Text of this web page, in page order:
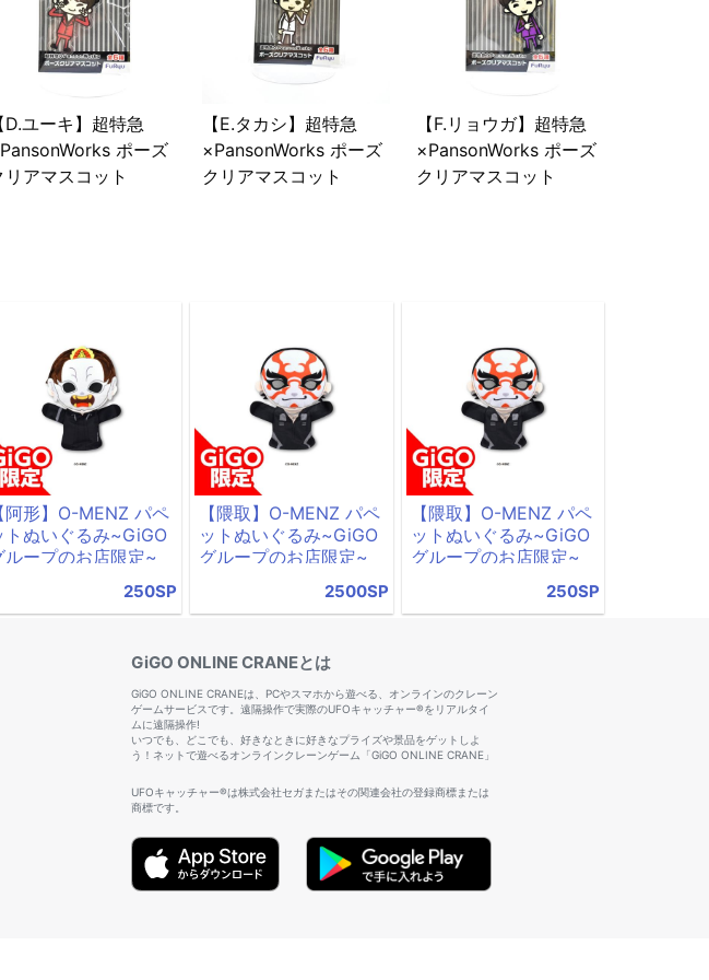
【D.ユーキ】超特急
ポーズ
リアマスコット
【E.タカシ】超特急
×PansonWorks ポーズ
クリアマスコット
【F.リョウガ】超特急
×PansonWorks ポーズ
クリアマスコット
阿形】O-MENZ パペ
トぬいぐるみ~GiGO
ループのお店限定~
250SP
【隈取】O-MENZ パペ
ットぬいぐるみ~GiGO
グループのお店限定~
2500SP
【隈取】O-MENZ パペ
ットぬいぐるみ~GiGO
グループのお店限定~
250SP
GiGO ONLINE CRANEとは
GiGO ONLINE CRANEは、PCやスマホから遊べる、オンラインのクレーン
ゲームサービスです。遠隔操作で実際のUFOキャッチャー®をリアルタイ
ムに遠隔操作!
いつでも、どこでも、好きなときに好きなプライズや景品をゲットしよ
う！ネットで遊べるオンラインクレーンゲーム「GiGO ONLINE CRANE」
UFOキャッチャー®は株式会社セガまたはその関連会社の登録商標または
商標です。